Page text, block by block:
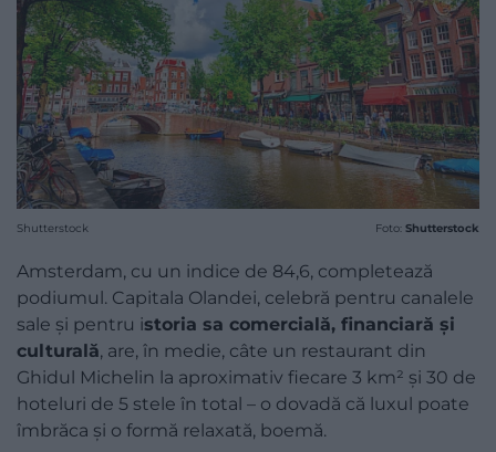
Shutterstock Foto: Shutterstock
Amsterdam, cu un indice de 84,6, completează
podiumul. Capitala Olandei, celebră pentru canalele
sale și pentru istoria sa comercială, financiară și
culturală, are, în medie, câte un restaurant din
Ghidul Michelin la aproximativ fiecare 3 km² și 30 de
hoteluri de 5 stele în total – o dovadă că luxul poate
îmbrăca și o formă relaxată, boemă.